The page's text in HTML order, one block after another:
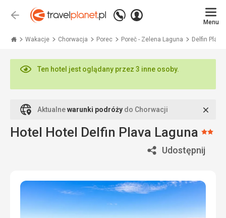
Wstecz
Zadzwoń
+48
771
70
Zaloguj
Menu
Wakacje Chorwacja Porec Poreč - Zelena Laguna Delfin Plava
Ten hotel jest oglądany przez 3 inne osoby.
Aktualnewarunki podróży do Chorwacji
Hotel Hotel Delfin Plava Laguna
2/5
Udostępnij